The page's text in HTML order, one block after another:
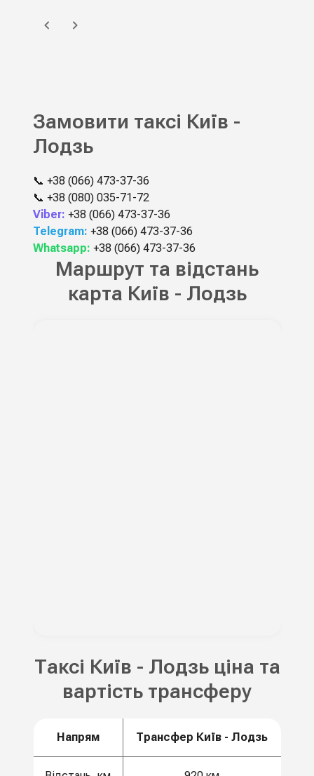
Замовити таксі Київ -
Лодзь
📞 +38 (066) 473-37-36
📞 +38 (080) 035-71-72
Viber: +38 (066) 473-37-36
Telegram: +38 (066) 473-37-36
Whatsapp: +38 (066) 473-37-36
Маршрут та відстань
карта Київ - Лодзь
Таксі Київ - Лодзь ціна та
вартість трансферу
Напрям Трансфер Київ - Лодзь